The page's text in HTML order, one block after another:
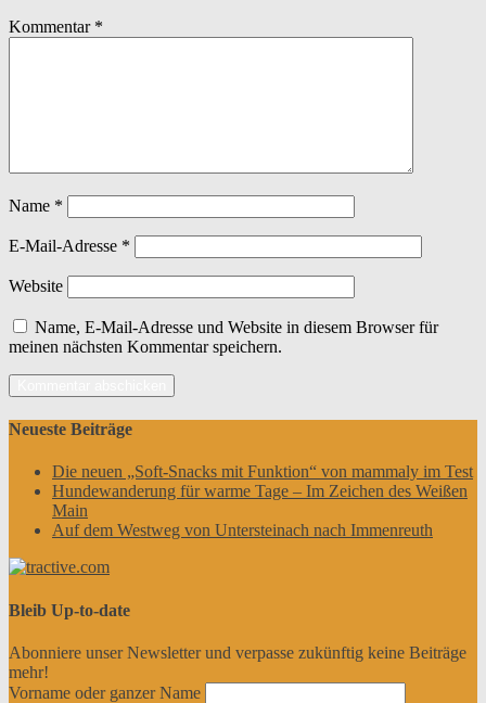
Kommentar *
Name *
E-Mail-Adresse *
Website
Name, E-Mail-Adresse und Website in diesem Browser für
meinen nächsten Kommentar speichern.
Neueste Beiträge
Die neuen „Soft-Snacks mit Funktion“ von mammaly im Test
Hundewanderung für warme Tage – Im Zeichen des Weißen
Main
Auf dem Westweg von Untersteinach nach Immenreuth
Bleib Up-to-date
Abonniere unser Newsletter und verpasse zukünftig keine Beiträge
mehr!
Vorname oder ganzer Name